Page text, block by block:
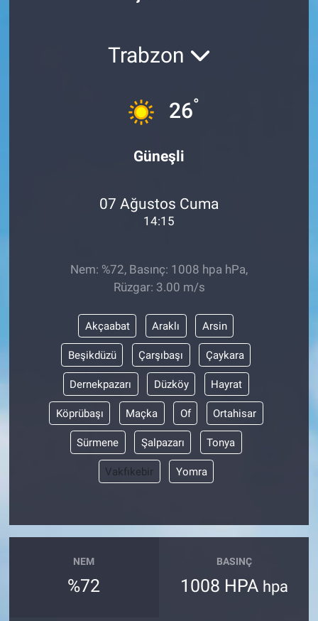
Trabzon
26°
Güneşli
07 Ağustos Cuma
14:15
Nem: %72, Basınç: 1008 hpa hPa,
Rüzgar: 3.00 m/s
Akçaabat Araklı Arsin
Beşikdüzü Çarşıbaşı Çaykara
Dernekpazarı Düzköy Hayrat
Köprübaşı Maçka Of Ortahisar
Sürmene Şalpazarı Tonya
Vakfıkebir Yomra
NEM
%72
BASINÇ
1008 HPA hpa
Bilim ve Teknoloji